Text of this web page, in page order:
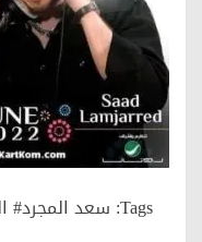
Tags: سعد المجرد#